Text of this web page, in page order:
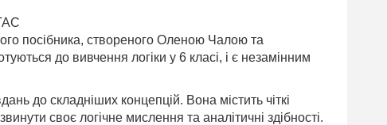
посібника, створеного Оленою Чалою та
до вивчення логіки у 6 класі, і є незамінним
до складніших концепцій. Вона містить чіткі
своє логічне мислення та аналітичні здібності.